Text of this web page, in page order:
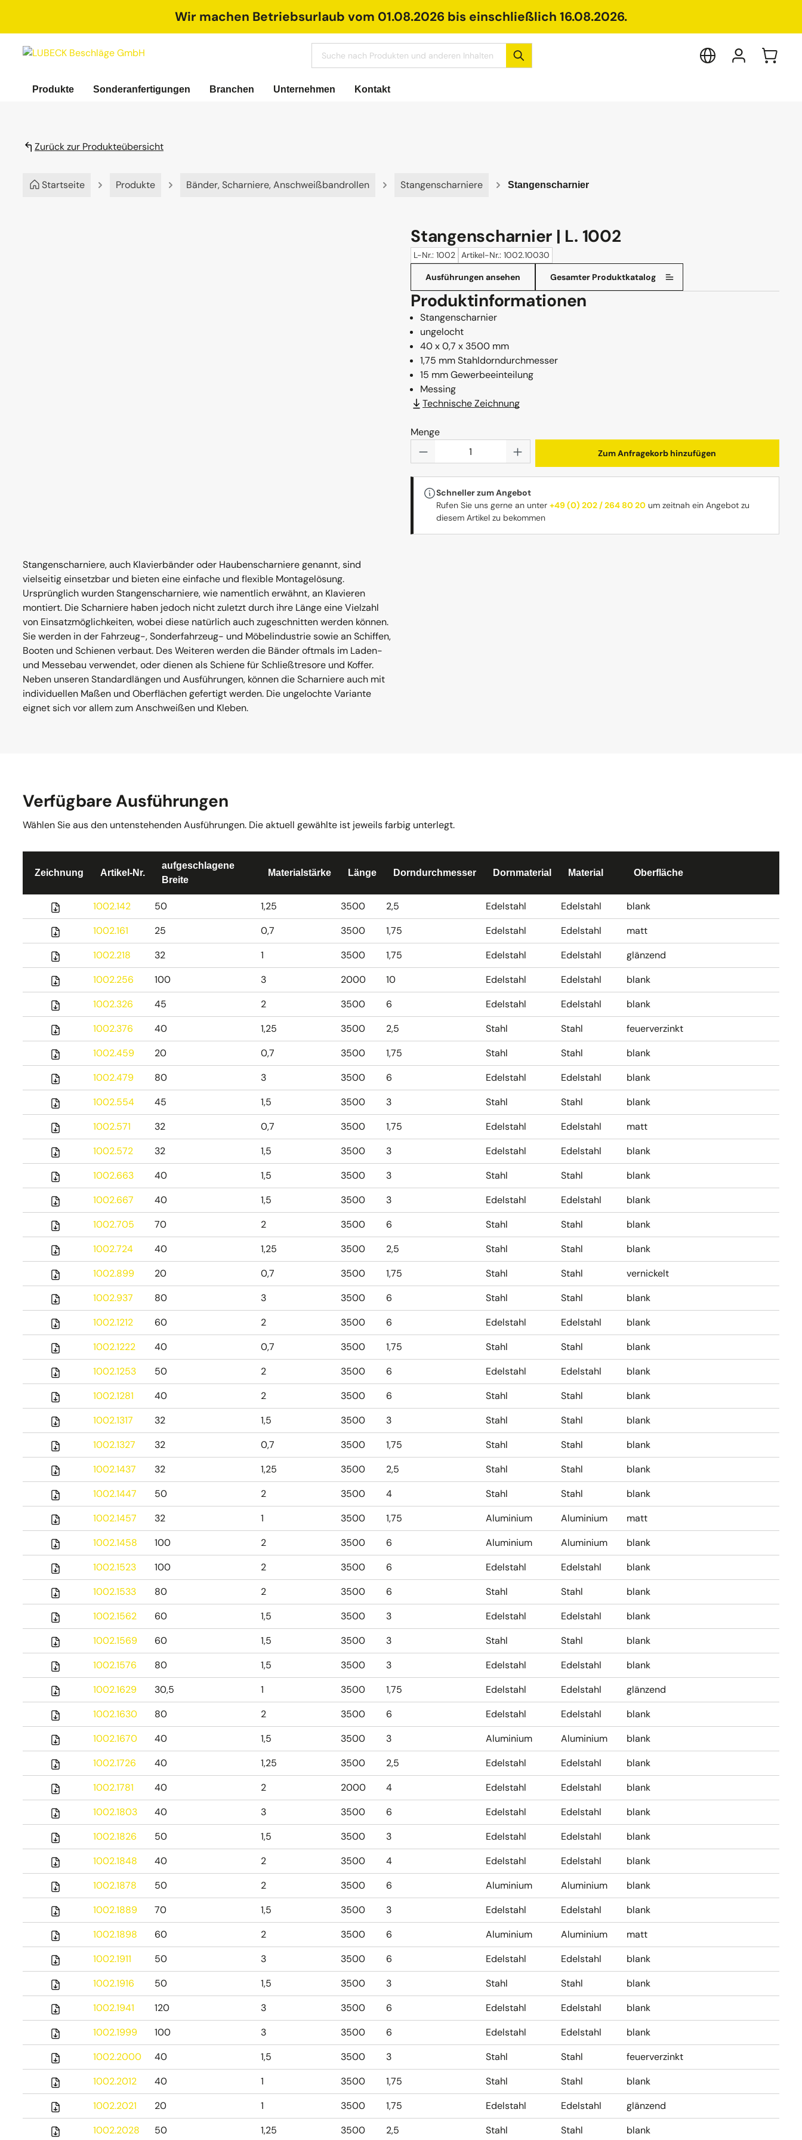
Zur Hauptnavigation springenWir machen Betriebsurlaub vom 01.08.2026 bis einschließlich 16.08.2026.
Produkte Sonderanfertigungen Branchen Unternehmen Kontakt
Zurück zur Produkteübersicht
Startseite Produkte Bänder, Scharniere, Anschweißbandrollen Stangenscharniere Stangenscharnier
Stangenscharniere, auch Klavierbänder oder Haubenscharniere genannt, sind
vielseitig einsetzbar und bieten eine einfache und flexible Montagelösung.
Ursprünglich wurden Stangenscharniere, wie namentlich erwähnt, an Klavieren
montiert. Die Scharniere haben jedoch nicht zuletzt durch ihre Länge eine Vielzahl
von Einsatzmöglichkeiten, wobei diese natürlich auch zugeschnitten werden können.
Sie werden in der Fahrzeug-, Sonderfahrzeug- und Möbelindustrie sowie an Schiffen,
Booten und Schienen verbaut. Des Weiteren werden die Bänder oftmals im Laden-
und Messebau verwendet, oder dienen als Schiene für Schließtresore und Koffer.
Neben unseren Standardlängen und Ausführungen, können die Scharniere auch mit
individuellen Maßen und Oberflächen gefertigt werden. Die ungelochte Variante
eignet sich vor allem zum Anschweißen und Kleben.
Stangenscharnier | L. 1002
L-Nr.: 1002 Artikel-Nr.: 1002.10030
Ausführungen ansehen Gesamter Produktkatalog
Produktinformationen
Stangenscharnier
ungelocht
40 x 0,7 x 3500 mm
1,75 mm Stahldorndurchmesser
15 mm Gewerbeeinteilung
Messing
Technische Zeichnung
Menge
Produkt Anzahl: Gib den gewünschten Wert ein oder
Zum Anfragekorb hinzufügen
Schneller zum Angebot
Rufen Sie uns gerne an unter +49 (0) 202 / 264 80 20 um zeitnah ein Angebot zu
diesem Artikel zu bekommen
Verfügbare Ausführungen
Wählen Sie aus den untenstehenden Ausführungen. Die aktuell gewählte ist jeweils farbig unterlegt.
Zeichnung Artikel-Nr.
aufgeschlagene
Breite
Materialstärke Länge Dorndurchmesser Dornmaterial Material Oberfläche
1002.142 50 1,25 3500 2,5 Edelstahl Edelstahl
blank
1002.161
25 0,7 3500 1,75 Edelstahl Edelstahl
matt
1002.218
32 1 3500 1,75 Edelstahl Edelstahl
glänzend
1002.256
100 3 2000 10 Edelstahl Edelstahl
blank
1002.326
45 2 3500 6 Edelstahl Edelstahl
blank
1002.376
40 1,25 3500 2,5 Stahl Stahl
feuerverzinkt
1002.459
20 0,7 3500 1,75 Stahl Stahl
blank
1002.479
80 3 3500 6 Edelstahl Edelstahl
blank
1002.554
45 1,5 3500 3 Stahl Stahl
blank
1002.571
32 0,7 3500 1,75 Edelstahl Edelstahl
matt
1002.572
32 1,5 3500 3 Edelstahl Edelstahl
blank
1002.663
40 1,5 3500 3 Stahl Stahl
blank
1002.667
40 1,5 3500 3 Edelstahl Edelstahl
blank
1002.705
70 2 3500 6 Stahl Stahl
blank
1002.724
40 1,25 3500 2,5 Stahl Stahl
blank
1002.899
20 0,7 3500 1,75 Stahl Stahl
vernickelt
1002.937
80 3 3500 6 Stahl Stahl
blank
1002.1212
60 2 3500 6 Edelstahl Edelstahl
blank
1002.1222
40 0,7 3500 1,75 Stahl Stahl
blank
1002.1253
50 2 3500 6 Edelstahl Edelstahl
blank
1002.1281
40 2 3500 6 Stahl Stahl
blank
1002.1317
32 1,5 3500 3 Stahl Stahl
blank
1002.1327
32 0,7 3500 1,75 Stahl Stahl
blank
1002.1437
32 1,25 3500 2,5 Stahl Stahl
blank
1002.1447
50 2 3500 4 Stahl Stahl
blank
1002.1457
32 1 3500 1,75 Aluminium Aluminium
matt
1002.1458
100 2 3500 6 Aluminium Aluminium
blank
1002.1523
100 2 3500 6 Edelstahl Edelstahl
blank
1002.1533
80 2 3500 6 Stahl Stahl
blank
1002.1562
60 1,5 3500 3 Edelstahl Edelstahl
blank
1002.1569
60 1,5 3500 3 Stahl Stahl
blank
1002.1576
80 1,5 3500 3 Edelstahl Edelstahl
blank
1002.1629
30,5 1 3500 1,75 Edelstahl Edelstahl
glänzend
1002.1630
80 2 3500 6 Edelstahl Edelstahl
blank
1002.1670
40 1,5 3500 3 Aluminium Aluminium
blank
1002.1726
40 1,25 3500 2,5 Edelstahl Edelstahl
blank
1002.1781
40 2 2000 4 Edelstahl Edelstahl
blank
1002.1803
40 3 3500 6 Edelstahl Edelstahl
blank
1002.1826
50 1,5 3500 3 Edelstahl Edelstahl
blank
1002.1848
40 2 3500 4 Edelstahl Edelstahl
blank
1002.1878
50 2 3500 6 Aluminium Aluminium
blank
1002.1889
70 1,5 3500 3 Edelstahl Edelstahl
blank
1002.1898
60 2 3500 6 Aluminium Aluminium
matt
1002.1911
50 3 3500 6 Edelstahl Edelstahl
blank
1002.1916
50 1,5 3500 3 Stahl Stahl
blank
1002.1941
120 3 3500 6 Edelstahl Edelstahl
blank
1002.1999
100 3 3500 6 Edelstahl Edelstahl
blank
1002.2000
40 1,5 3500 3 Stahl Stahl
feuerverzinkt
1002.2012
40 1 3500 1,75 Stahl Stahl
blank
1002.2021
20 1 3500 1,75 Edelstahl Edelstahl
glänzend
1002.2028
50 1,25 3500 2,5 Stahl Stahl blank